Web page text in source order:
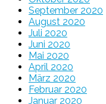
September 2020
August 2020
Juli 2020
Juni 2020
Mai 2020
April 2020
März 2020
Februar 2020
Januar 2020